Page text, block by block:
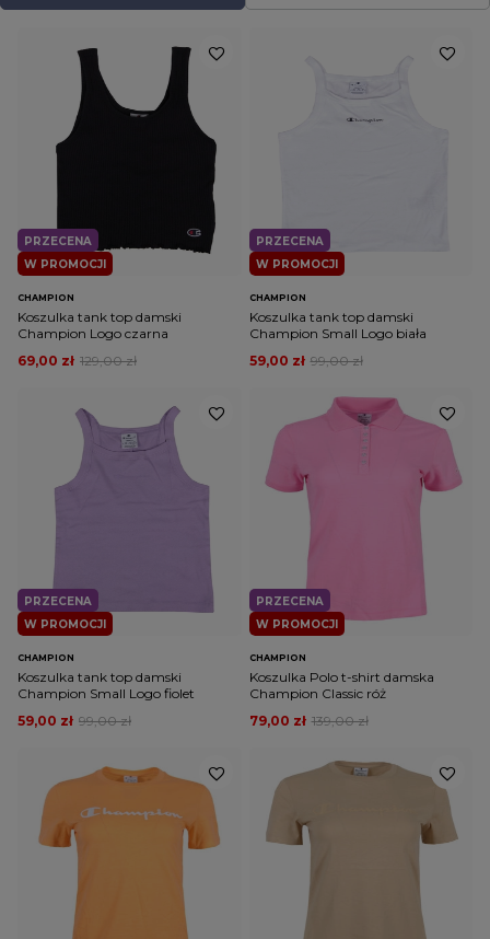
W PROMOCJI
PRZECENA
CHAMPION
Koszulka tank top damski
Champion Logo czarna
129,00 zł
69,00 zł
W PROMOCJI
PRZECENA
CHAMPION
Koszulka tank top damski
Champion Small Logo biała
99,00 zł
59,00 zł
W PROMOCJI
PRZECENA
CHAMPION
Koszulka tank top damski
Champion Small Logo fiolet
99,00 zł
59,00 zł
W PROMOCJI
PRZECENA
CHAMPION
Koszulka Polo t-shirt damska
Champion Classic róż
139,00 zł
79,00 zł